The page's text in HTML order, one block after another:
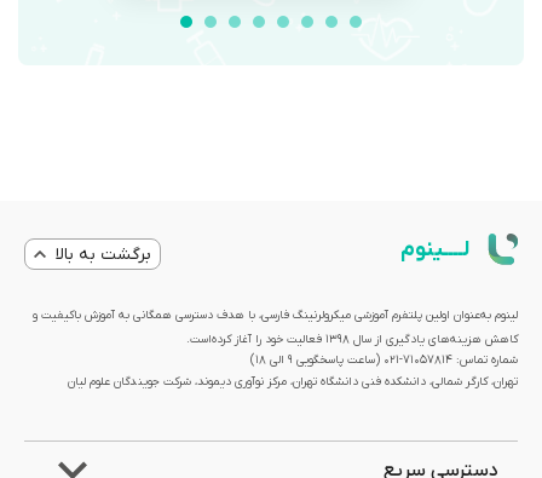
لــــینوم برگشت به بالا
لینوم به‌عنوان اولین پلتفرم آموزشی میکرولرنینگ فارسی، با هدف دسترسی همگانی به آموزش باکیفیت و
کاهش هزینه‌های یادگیری از سال 1398 فعالیت خود را آغاز کرده‌است.
شماره تماس: 71057814-021 (ساعت پاسخگویی ۹ الی ۱۸)
تهران، کارگر شمالی، دانشکده فنی دانشگاه تهران، مرکز نوآوری دیموند، شرکت جویندگان علوم لیان
دسترسی سریع